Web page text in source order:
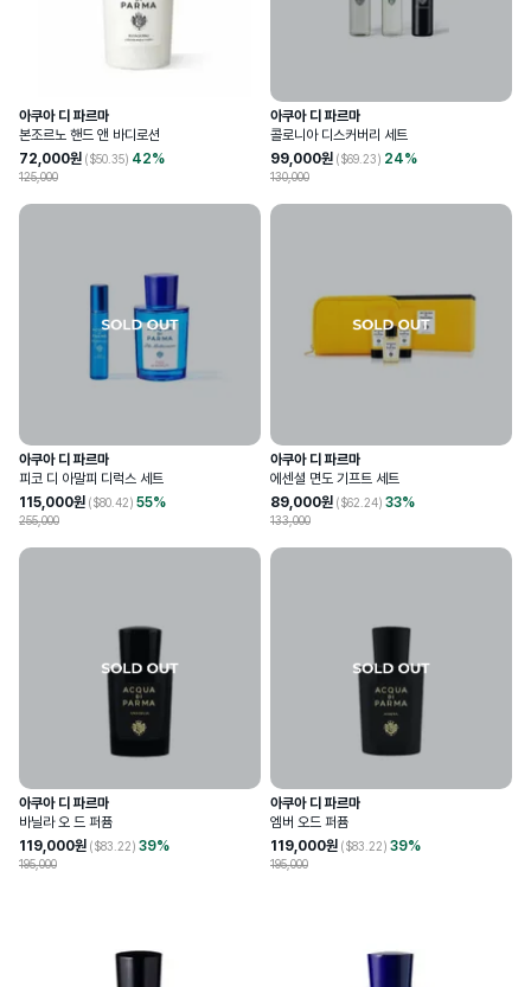
아쿠아 디 파르마
본조르노 핸드 앤 바디로션
72,000원 ($50.35) 42%
125,000
아쿠아 디 파르마
콜로니아 디스커버리 세트
99,000원 ($69.23) 24%
130,000
아쿠아 디 파르마
피코 디 아말피 디럭스 세트
115,000원 ($80.42) 55%
255,000
아쿠아 디 파르마
에센셜 면도 기프트 세트
89,000원 ($62.24) 33%
133,000
아쿠아 디 파르마
바닐라 오 드 퍼퓸
119,000원 ($83.22) 39%
195,000
아쿠아 디 파르마
엠버 오드 퍼퓸
119,000원 ($83.22) 39%
195,000